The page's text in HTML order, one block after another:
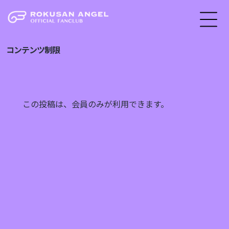
コンテンツ制限
この投稿は、会員のみが利用できます。